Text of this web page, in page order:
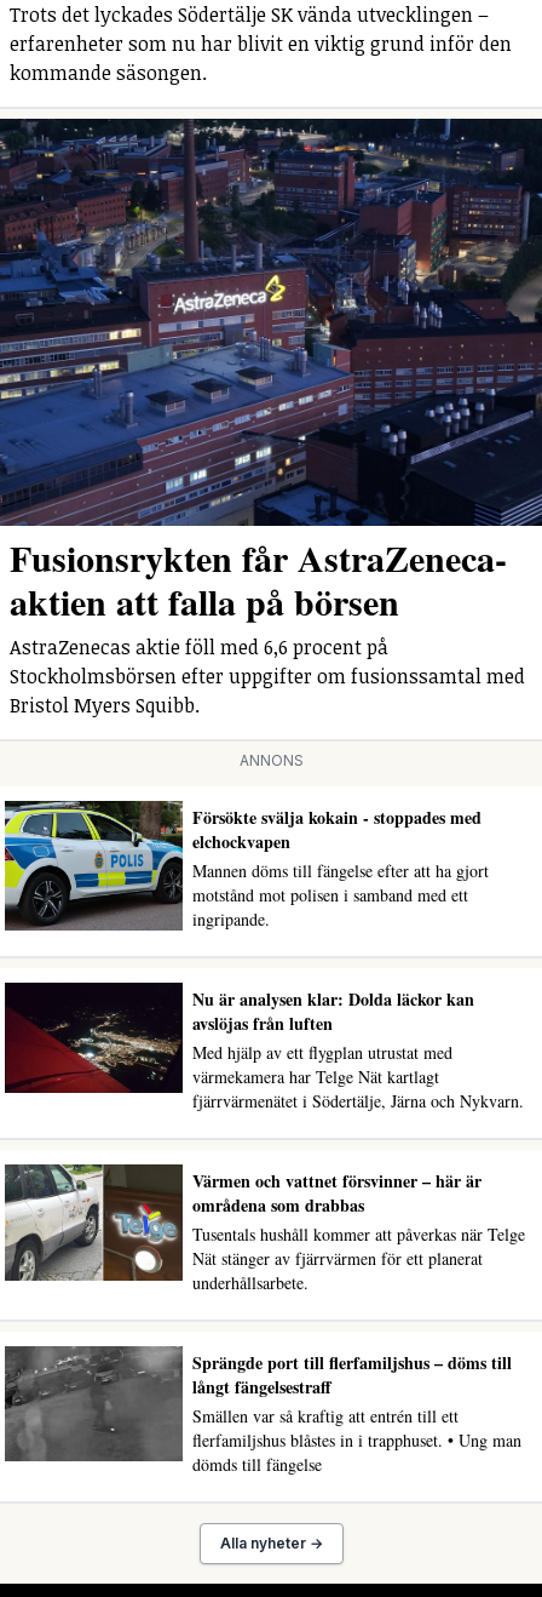
Trots det lyckades Södertälje SK vända utvecklingen –
erfarenheter som nu har blivit en viktig grund inför den
kommande säsongen.
Fusionsrykten får AstraZeneca-
aktien att falla på börsen
AstraZenecas aktie föll med 6,6 procent på
Stockholmsbörsen efter uppgifter om fusionssamtal med
Bristol Myers Squibb.
ANNONS
Försökte svälja kokain - stoppades med
elchockvapen
Mannen döms till fängelse efter att ha gjort
motstånd mot polisen i samband med ett
ingripande.
Nu är analysen klar: Dolda läckor kan
avslöjas från luften
Med hjälp av ett flygplan utrustat med
värmekamera har Telge Nät kartlagt
fjärrvärmenätet i Södertälje, Järna och Nykvarn.
Värmen och vattnet försvinner – här är
områdena som drabbas
Tusentals hushåll kommer att påverkas när Telge
Nät stänger av fjärrvärmen för ett planerat
underhållsarbete.
Sprängde port till flerfamiljshus – döms till
långt fängelsestraff
Smällen var så kraftig att entrén till ett
flerfamiljshus blåstes in i trapphuset. • Ung man
dömds till fängelse
Alla nyheter →